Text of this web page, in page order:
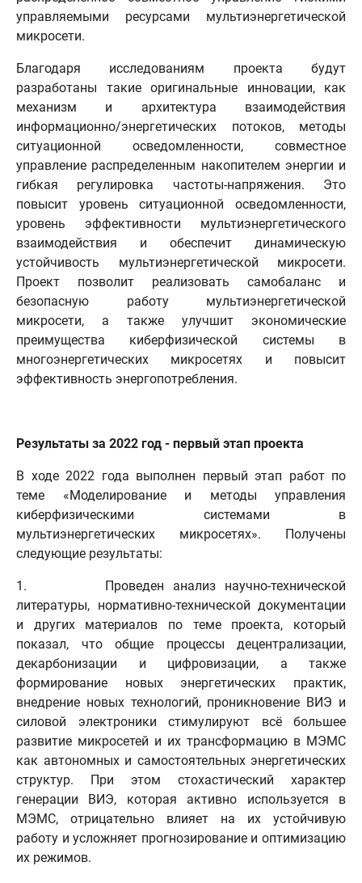
управляемыми ресурсами мультиэнергетической
микросети.
Благодаря исследованиям проекта будут
разработаны такие оригинальные инновации, как
механизм и архитектура взаимодействия
информационно/энергетических потоков, методы
ситуационной осведомленности, совместное
управление распределенным накопителем энергии и
гибкая регулировка частоты-напряжения. Это
повысит уровень ситуационной осведомленности,
уровень эффективности мультиэнергетического
взаимодействия и обеспечит динамическую
устойчивость мультиэнергетической микросети.
Проект позволит реализовать самобаланс и
безопасную работу мультиэнергетической
микросети, а также улучшит экономические
преимущества киберфизической системы в
многоэнергетических микросетях и повысит
эффективность энергопотребления.
Результаты за 2022 год - первый этап проекта
В ходе 2022 года выполнен первый этап работ по
теме «Моделирование и методы управления
киберфизическими системами в
мультиэнергетических микросетях». Получены
следующие результаты:
1. Проведен анализ научно-технической
литературы, нормативно-технической документации
и других материалов по теме проекта, который
показал, что общие процессы децентрализации,
декарбонизации и цифровизации, а также
формирование новых энергетических практик,
внедрение новых технологий, проникновение ВИЭ и
силовой электроники стимулируют всё большее
развитие микросетей и их трансформацию в МЭМС
как автономных и самостоятельных энергетических
структур. При этом стохастический характер
генерации ВИЭ, которая активно используется в
МЭМС, отрицательно влияет на их устойчивую
работу и усложняет прогнозирование и оптимизацию
их режимов.